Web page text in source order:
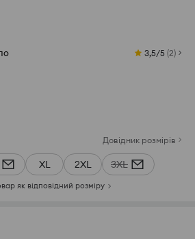
3,5/5 (2)
Довідник розмірів
XL 2XL 3XL
як відповідний розміру